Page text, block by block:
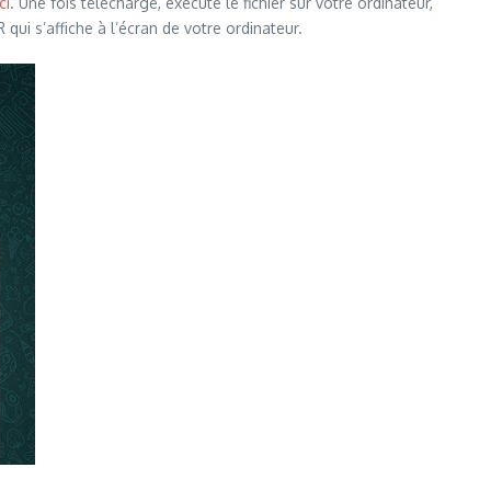
s’affiche à l’écran de votre ordinateur.